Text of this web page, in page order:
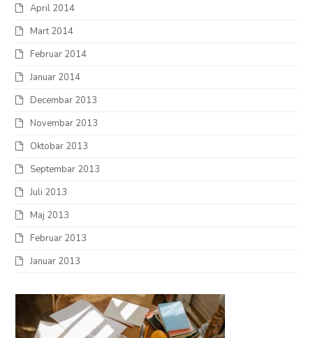
April 2014
Mart 2014
Februar 2014
Januar 2014
Decembar 2013
Novembar 2013
Oktobar 2013
Septembar 2013
Juli 2013
Maj 2013
Februar 2013
Januar 2013